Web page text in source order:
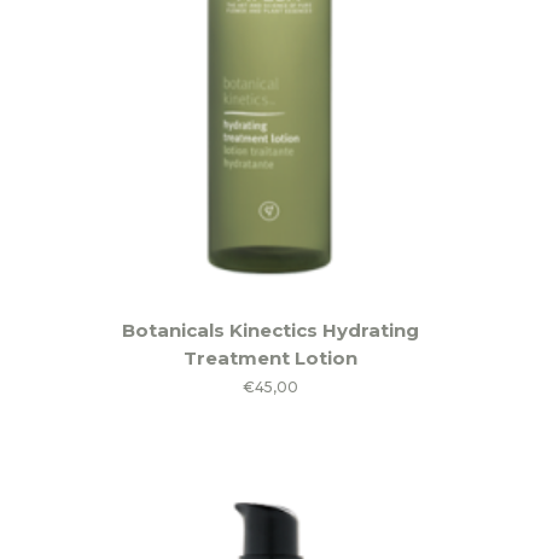
Botanicals Kinectics Hydrating
Treatment Lotion
€45,00